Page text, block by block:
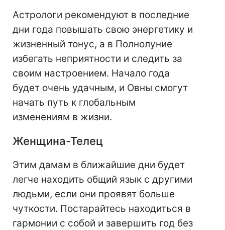
Астрологи рекомендуют в последние
дни года повышать свою энергетику и
жизненный тонус, а в Полнолуние
избегать неприятности и следить за
своим настроением. Начало года
будет очень удачным, и Овны смогут
начать путь к глобальным
изменениям в жизни.
Женщина-Телец
Этим дамам в ближайшие дни будет
легче находить общий язык с другими
людьми, если они проявят больше
чуткости. Постарайтесь находиться в
гармонии с собой и завершить год без